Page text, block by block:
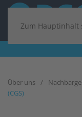
Zum Hauptinhalt
Über uns
(CGS)